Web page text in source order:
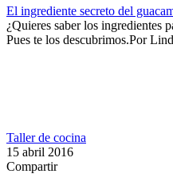
El ingrediente secreto del
​¿Quieres saber los ingredientes
Pues te los descubrimos.​Por
Taller de cocina
15 abril 2016
Compartir